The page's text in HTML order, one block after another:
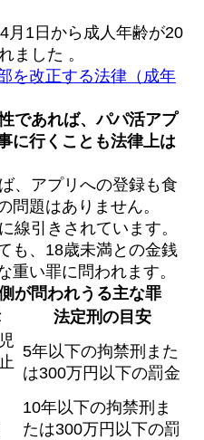
月1日から成人年齢が20
ました 。
を改正する法律（成年
であれば、パパ活アプ
に行くことも法律上は
、アプリへの登録も食
問題はありません。
線引きされています。
も、18歳未満との金銭
重い罪に問われます。
が問われうる主な罪
法定刑の目安
5年以下の拘禁刑また
は300万円以下の罰金
10年以下の拘禁刑ま
たは300万円以下の罰